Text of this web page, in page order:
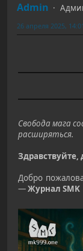
Admin
26 апреля 2025,
Свобода мага
расширяться.
Здравствуйте,
Добро
—Журнал SMK